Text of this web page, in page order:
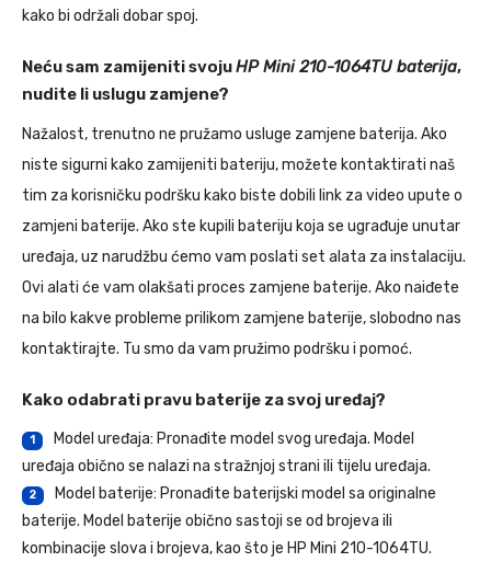
kako bi održali dobar spoj.
Neću sam zamijeniti svojuHP Mini 210-1064TU baterija,
nudite li uslugu zamjene?
Nažalost, trenutno ne pružamo usluge zamjene baterija. Ako
niste sigurni kako zamijeniti bateriju, možete kontaktirati naš
tim za korisničku podršku kako biste dobili link za video upute o
zamjeni baterije. Ako ste kupili bateriju koja se ugrađuje unutar
uređaja, uz narudžbu ćemo vam poslati set alata za instalaciju.
Ovi alati će vam olakšati proces zamjene baterije. Ako naiđete
na bilo kakve probleme prilikom zamjene baterije, slobodno nas
kontaktirajte. Tu smo da vam pružimo podršku i pomoć.
Kako odabrati pravu baterije za svoj uređaj?
1
Model uređaja: Pronađite model svog uređaja. Model
uređaja obično se nalazi na stražnjoj strani ili tijelu uređaja.
2
Model baterije: Pronađite baterijski model sa originalne
baterije. Model baterije obično sastoji se od brojeva ili
kombinacije slova i brojeva, kao što je HP Mini 210-1064TU.